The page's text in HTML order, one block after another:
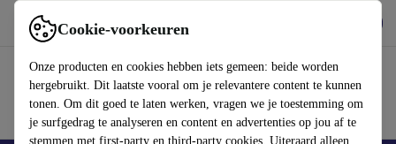
Cookie-voorkeuren
Onze producten en cookies hebben iets gemeen: beide worden
hergebruikt. Dit laatste vooral om je relevantere content te kunnen
tonen. Om dit goed te laten werken, vragen we je toestemming om
je surfgedrag te analyseren en content en advertenties op jou af te
stemmen met first-party en third-party cookies. Uiteraard alleen
Gebruik refurbed snel en eenvoudig